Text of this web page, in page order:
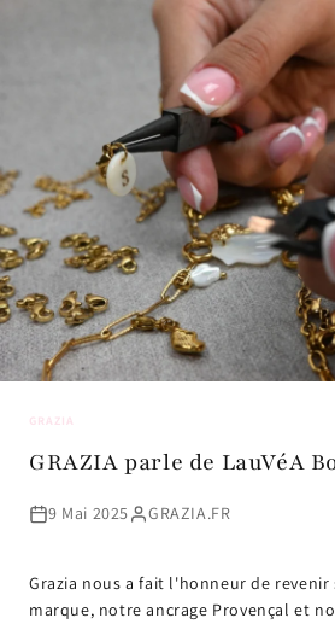
GRAZIA
GRAZIA parle de LauVéA
9 Mai 2025 GRAZIA.FR
Grazia nous a fait l'honneur de
marque, notre ancrage Provençal et